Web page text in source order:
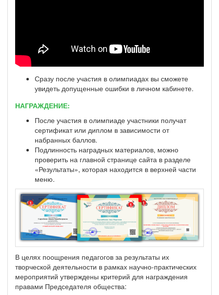
Сразу после участия в олимпиадах вы сможете
увидеть допущенные ошибки в личном кабинете.
НАГРАЖДЕНИЕ:
После участия в олимпиаде участники получат
сертификат или диплом в зависимости от
набранных баллов.
Подлинность наградных материалов, можно
проверить на главной странице сайта в разделе
«Результаты», которая находится в верхней части
меню.
В целях поощрения педагогов за результаты их
творческой деятельности в рамках научно-практических
мероприятий утверждены критерий для награждения
правами Председателя общества: